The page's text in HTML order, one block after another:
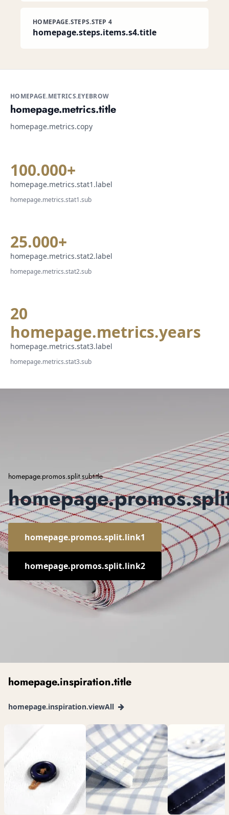
HOMEPAGE.STEPS.STEP 4
homepage.steps.items.s4.title
HOMEPAGE.METRICS.EYEBROW
homepage.metrics.title
homepage.metrics.copy
100.000+
homepage.metrics.stat1.label
homepage.metrics.stat1.sub
25.000+
homepage.metrics.stat2.label
homepage.metrics.stat2.sub
20
homepage.metrics.years
homepage.metrics.stat3.label
homepage.metrics.stat3.sub
homepage.promos.split.subtitle
homepage.promos.split.link1
homepage.promos.split.link2
homepage.inspiration.title
homepage.inspiration.viewAll